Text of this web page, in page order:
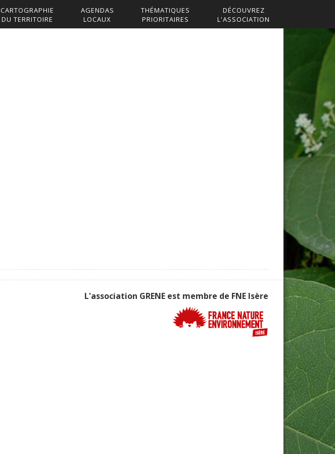
CARTOGRAPHIE
DU TERRITOIRE
AGENDAS
LOCAUX
THÉMATIQUES
PRIORITAIRES
DÉCOUVREZ
L'ASSOCIATION
L'association GRENE est membre de FNE Isère